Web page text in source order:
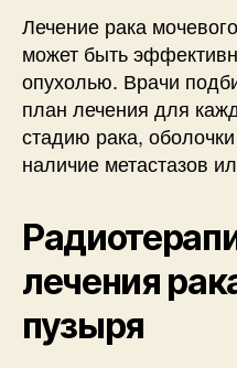
Лечение рака
может быть
опухолью. Врачи
план лечения для
стадию рака,
наличие метастазов
лечения
пузыря